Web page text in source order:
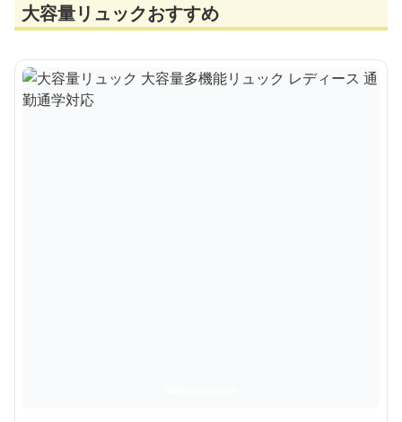
大容量リュックおすすめ